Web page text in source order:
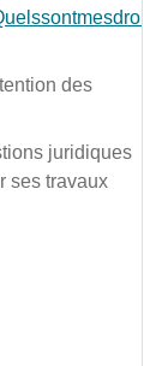
des
juridiques
ses travaux